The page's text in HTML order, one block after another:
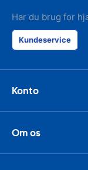
Har du brug for
Kundeservice
Konto
Om os